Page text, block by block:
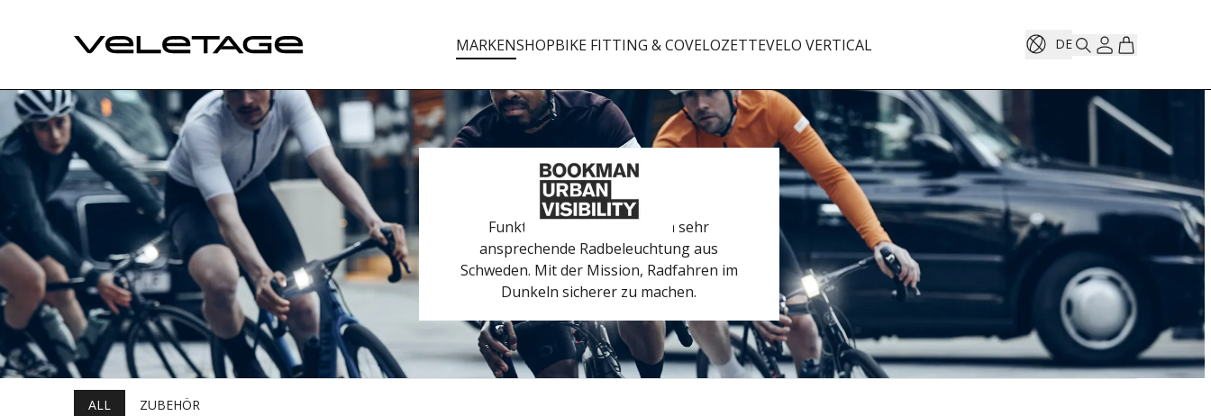
MARKENSHOPBIKE FITTING & COVELOZETTEVELO VERTICAL DE
Funktionelle und ästhetisch sehr
ansprechende Radbeleuchtung aus
Schweden. Mit der Mission, Radfahren im
Dunkeln sicherer zu machen.
ALL ZUBEHÖR